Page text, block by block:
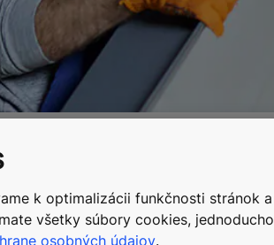
čoraz viac obracajú na použité a
kráľovstva, v ktorom bol
globálnu konzultačnú činnosť v
k optimalizácii funkčnosti stránok
všetky súbory cookies,
osobných údajov.